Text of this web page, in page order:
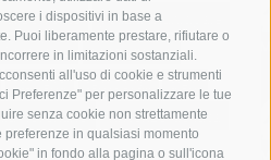
i dispositivi in base a
Puoi liberamente prestare, rifiutare o
in limitazioni sostanziali.
all'uso di cookie e strumenti
Preferenze" per personalizzare le tue
senza cookie non strettamente
in qualsiasi momento
in fondo alla pagina o sull'icona
di sorrento
polizia municipale
sant'agnello
studenti temporali
treni
fiorentino vincenzo de luca